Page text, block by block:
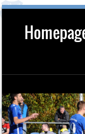
Skip to content